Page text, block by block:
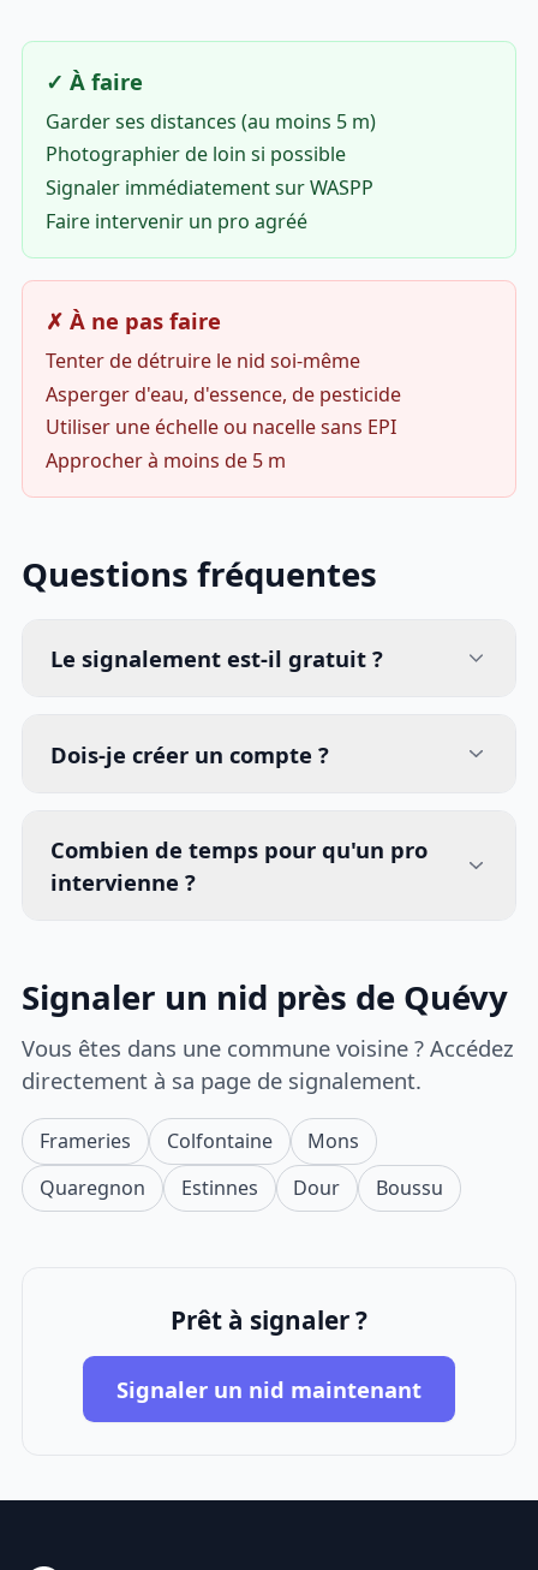
✓ À faire
Garder ses distances (au moins 5 m)
Photographier de loin si possible
Signaler immédiatement sur WASPP
Faire intervenir un pro agréé
✗ À ne pas faire
Tenter de détruire le nid soi-même
Asperger d'eau, d'essence, de pesticide
Utiliser une échelle ou nacelle sans EPI
Approcher à moins de 5 m
Questions fréquentes
Le signalement est-il gratuit ?
Dois-je créer un compte ?
Combien de temps pour qu'un pro
intervienne ?
Signaler un nid près de Quévy
Vous êtes dans une commune voisine ? Accédez
directement à sa page de signalement.
Frameries Colfontaine
Mons
Quaregnon
Estinnes Dour Boussu
Prêt à signaler ?
Signaler un nid maintenant